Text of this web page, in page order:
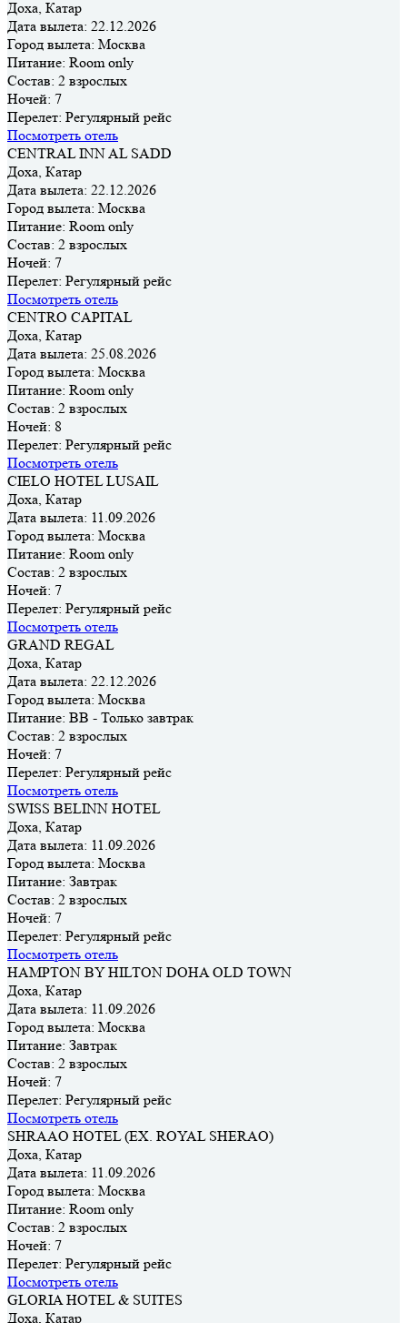
Доха, Катар
Дата вылета: 22.12.2026
Город вылета: Москва
Питание: Room only
Состав: 2 взрослых
Ночей: 7
Перелет: Регулярный рейс
Посмотреть отель
CENTRAL INN AL SADD
Доха, Катар
Дата вылета: 22.12.2026
Город вылета: Москва
Питание: Room only
Состав: 2 взрослых
Ночей: 7
Перелет: Регулярный рейс
Посмотреть отель
CENTRO CAPITAL
Доха, Катар
Дата вылета: 25.08.2026
Город вылета: Москва
Питание: Room only
Состав: 2 взрослых
Ночей: 8
Перелет: Регулярный рейс
Посмотреть отель
CIELO HOTEL LUSAIL
Доха, Катар
Дата вылета: 11.09.2026
Город вылета: Москва
Питание: Room only
Состав: 2 взрослых
Ночей: 7
Перелет: Регулярный рейс
Посмотреть отель
GRAND REGAL
Доха, Катар
Дата вылета: 22.12.2026
Город вылета: Москва
Питание: BB - Только завтрак
Состав: 2 взрослых
Ночей: 7
Перелет: Регулярный рейс
Посмотреть отель
SWISS BELINN HOTEL
Доха, Катар
Дата вылета: 11.09.2026
Город вылета: Москва
Питание: Завтрак
Состав: 2 взрослых
Ночей: 7
Перелет: Регулярный рейс
Посмотреть отель
HAMPTON BY HILTON DOHA OLD TOWN
Доха, Катар
Дата вылета: 11.09.2026
Город вылета: Москва
Питание: Завтрак
Состав: 2 взрослых
Ночей: 7
Перелет: Регулярный рейс
Посмотреть отель
SHRAAO HOTEL (EX. ROYAL SHERAO)
Доха, Катар
Дата вылета: 11.09.2026
Город вылета: Москва
Питание: Room only
Состав: 2 взрослых
Ночей: 7
Перелет: Регулярный рейс
Посмотреть отель
GLORIA HOTEL & SUITES
Доха, Катар